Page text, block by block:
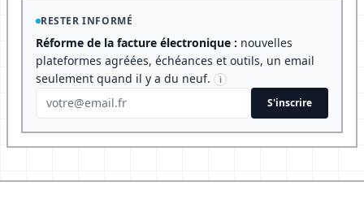
RESTER INFORMÉ
Réforme de la facture électronique : nouvelles
plateformes agréées, échéances et outils, un email
seulement quand il y a du neuf.
i
S'inscrire